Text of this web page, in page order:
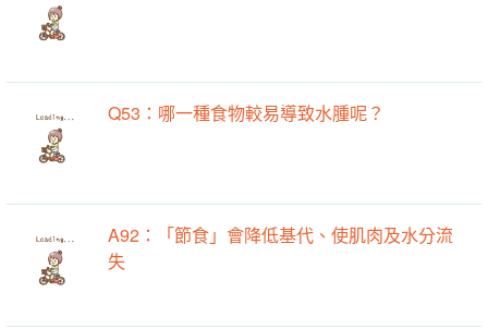
Q53：哪一種食物較易導致水腫呢？
A92：「節食」會降低基代、使肌肉及水分流
失